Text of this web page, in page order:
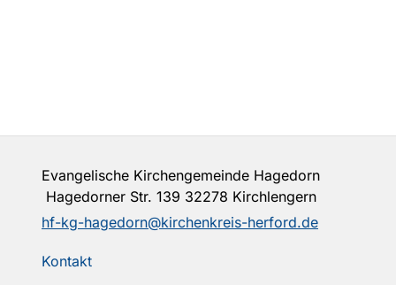
Evangelische Kirchengemeinde Hagedorn
Hagedorner Str. 139 32278 Kirchlengern
hf-kg-hagedorn@kirchenkreis-herford.de
Kontakt